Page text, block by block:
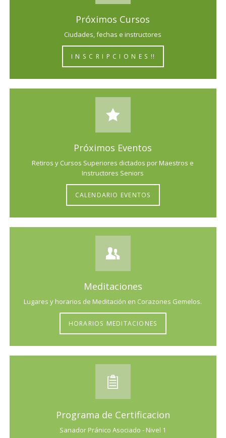
Próximos Cursos
Ciudades, fechas e instructores
I N S C R I P C I O N E S !!
Próximos Eventos
Retiros y Cursos Superiores dictados por Maestros e
Instructores Seniors
CALENDARIO EVENTOS
Meditaciones
Lugares y horarios de Meditación en Corazones Gemelos.
HORARIOS MEDITACIONES
Programa de Certificacion
Sanador Pránico Asociado - Nivel 1